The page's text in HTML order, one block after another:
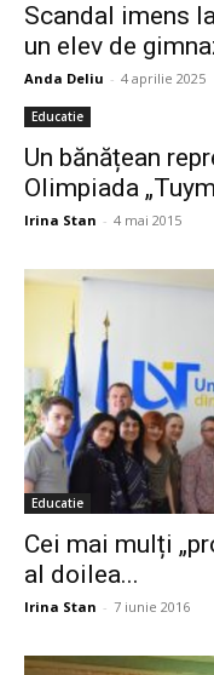
Scandal imens
un elev de
Anda Deliu - 4 aprilie 2025
Educatie
Un bănățean
Olimpiada
Irina Stan - 4 mai 2015
Educatie
Cei mai mulți
al doilea...
Irina Stan - 7 iunie 2016